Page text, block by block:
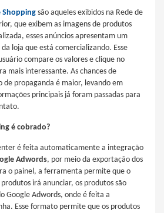
Shoppingsão aqueles exibidos na Rede de
que exibem as imagens de produtos
esses anúncios apresentam um
loja que está comercializando. Esse
compare os valores e clique no
mais interessante. As chances de
de propaganda é maior, levando em
principais já foram passadas para
é cobrado?
é feita automaticamente a integração
Adwords, por meio da exportação dos
o painel, a ferramenta permite que o
irá anunciar, os produtos são
Google Adwords, onde é feita a
Esse formato permite que os produtos